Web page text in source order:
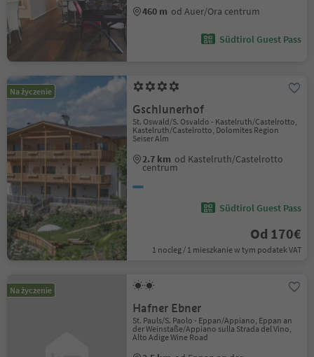
460 m od Auer/Ora centrum
Südtirol Guest Pass
Na życzenie
Gschlunerhof
St. Oswald/S. Osvaldo - Kastelruth/Castelrotto,
Kastelruth/Castelrotto, Dolomites Region
Seiser Alm
2.7 km od Kastelruth/Castelrotto
centrum
Südtirol Guest Pass
Od 170€
1 nocleg / 1 mieszkanie w tym podatek VAT
Na życzenie
Hafner Ebner
St. Pauls/S. Paolo - Eppan/Appiano, Eppan an
der Weinstaße/Appiano sulla Strada del Vino,
Alto Adige Wine Road